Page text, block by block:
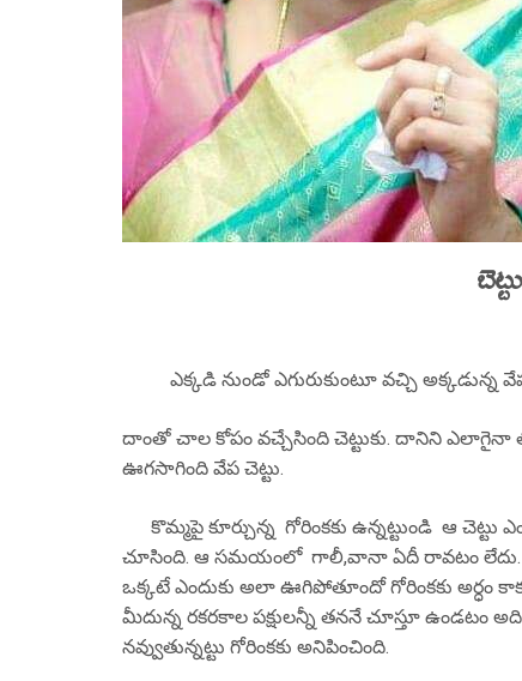
ఎక్కడి నుండో ఎగురుకుంటూ వచ్చి అక్కడున్న
దాంతో చాల కోపం వచ్చేసింది చెట్టుకు. దానిని
ఊగసాగింది వేప చెట్టు.
కొమ్మపై కూర్చున్న గోరింకకు ఉన్నట్టుండి ఆ చెట్టు
చూసింది. ఆ సమయంలో గాలీ,వానా ఏదీ రావటం లేదు.
ఒక్కటే ఎందుకు అలా ఊగిపోతూందో గోరింకకు
మీదున్న రకరకాల పక్షులన్నీ తననే చూస్తూ
నవ్వుతున్నట్టు గోరింకకు అనిపించింది.